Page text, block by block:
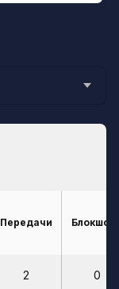
Передачи
2 0